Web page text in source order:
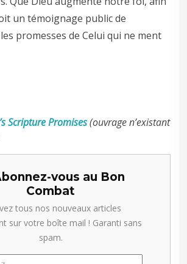
un témoignage public de
promesses de Celui qui ne ment
Scripture Promises(ouvrage n’existant
vous au Bon
Combat
tous nos nouveaux articles
sur votre boîte mail ! Garanti sans
spam.